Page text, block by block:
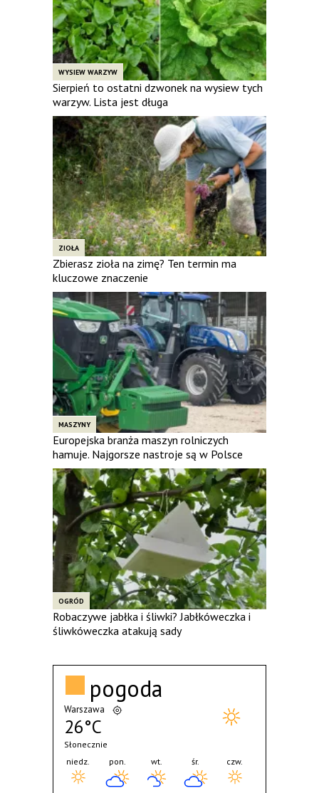
WYSIEW WARZYW
Sierpień to ostatni dzwonek na wysiew tych
warzyw. Lista jest długa
ZIOŁA
Zbierasz zioła na zimę? Ten termin ma
kluczowe znaczenie
MASZYNY
Europejska branża maszyn rolniczych
hamuje. Najgorsze nastroje są w Polsce
OGRÓD
Robaczywe jabłka i śliwki? Jabłkóweczka i
śliwkóweczka atakują sady
pogoda
Warszawa
26°C
Słonecznie
niedz.
pon. wt. śr. czw.